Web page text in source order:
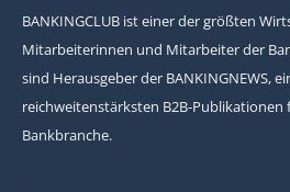
BANKINGCLUB ist einer der größten
Mitarbeiterinnen und Mitarbeiter der
sind Herausgeber der BANKINGNEWS,
reichweitenstärksten B2B-Publikationen
Bankbranche.